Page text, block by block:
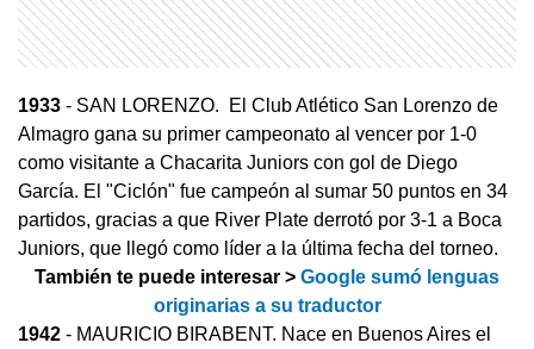
1933 - SAN LORENZO. El Club Atlético San Lorenzo de
Almagro gana su primer campeonato al vencer por 1-0
como visitante a Chacarita Juniors con gol de Diego
García. El "Ciclón" fue campeón al sumar 50 puntos en 34
partidos, gracias a que River Plate derrotó por 3-1 a Boca
Juniors, que llegó como líder a la última fecha del torneo.
También te puede interesar > Google sumó lenguas
originarias a su traductor
1942 - MAURICIO BIRABENT. Nace en Buenos Aires el